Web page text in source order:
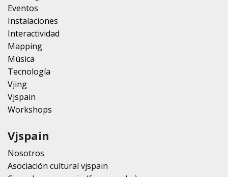
Eventos
Instalaciones
Interactividad
Mapping
Música
Tecnología
Vjing
Vjspain
Workshops
Vjspain
Nosotros
Asociación cultural vjspain